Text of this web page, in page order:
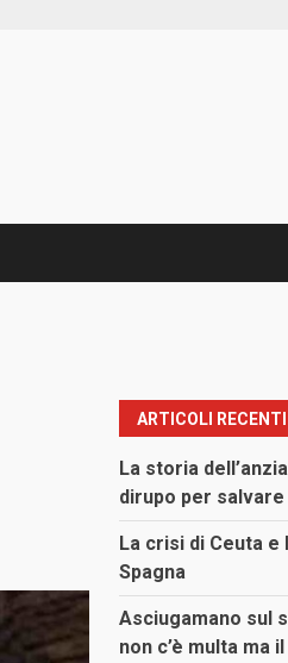
ARTICOLI RECENTI
La storia
dirupo per
La crisi di Ceuta
Spagna
Asciugamano sul
non c’è multa ma